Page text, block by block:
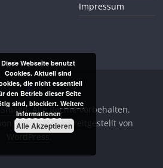
Impressum
Smago. Alle Rechte vorbehalten.
von ThemeGrill. Bereitgestellt von
Diese Webseite benutzt
Cookies. Aktuell sind
die nicht essentiell
den Betrieb dieser Seite
sind, blockiert. Weitere
Informationen
Alle Akzeptieren